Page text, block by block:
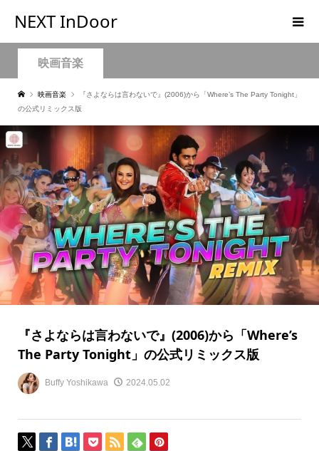
NEXT InDoor
映画音楽
映画音楽
『さよならは言わないで』(2006)から「Where’s The Party Tonight」
の公式リミックス版
『さよならは言わないで』(2006)から「Where’s
The Party Tonight」の公式リミックス版
Buffy Yoshikawa 2024.05.02